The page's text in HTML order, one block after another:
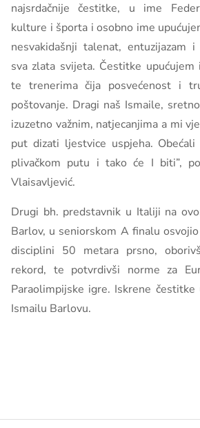
najsrdačnije čestitke, u ime
kulture i športa i osobno ime
nesvakidašnji talenat, entuzijazam
sva zlata svijeta. Čestitke
te trenerima čija posvećenost i
poštovanje. Dragi naš Ismaile,
izuzetno važnim, natjecanjima a mi
put dizati ljestvice uspjeha.
plivačkom putu i tako će I biti”,
Vlaisavljević.
Drugi bh. predstavnik u Italiji na
Barlov, u seniorskom A finalu
disciplini 50 metara prsno,
rekord, te potvrdivši norme za
Paraolimpijske igre. Iskrene čestitke
Ismailu Barlovu.